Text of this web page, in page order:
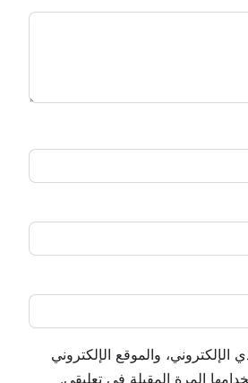
والموقع الإلكتروني
المرة المقبلة في تعليقي.